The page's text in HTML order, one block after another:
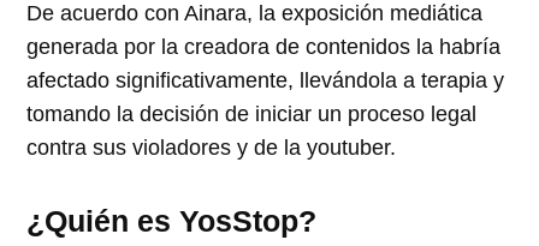
De acuerdo con Ainara, la exposición mediática
generada por la creadora de contenidos la habría
afectado significativamente, llevándola a terapia y
tomando la decisión de iniciar un proceso legal
contra sus violadores y de la youtuber.
¿Quién es YosStop?